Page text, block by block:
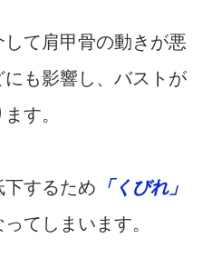
て肩甲骨の動きが悪
にも影響し、バストが
す。
下するため 「くびれ」
てしまいます。